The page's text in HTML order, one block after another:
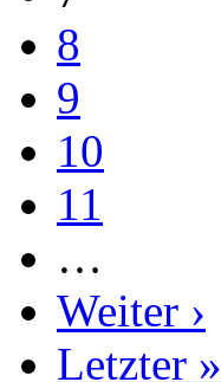
8
9
10
11
…
Weiter ›
Letzter »